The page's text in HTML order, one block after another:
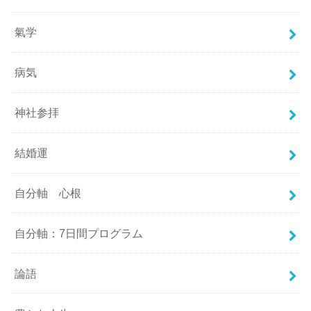
氣学
病気
神社参拝
結婚運
自分軸 心根
自分軸：7日間プログラム
論語